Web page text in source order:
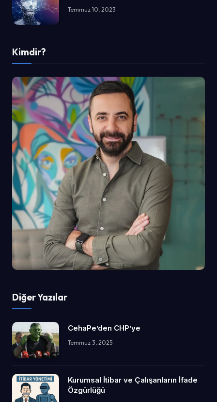
Temmuz 10, 2023
Kimdir?
Diğer Yazılar
CehaPe’den CHP’ye
Temmuz 3, 2025
Kurumsal İtibar ve Çalışanların İfade
Özgürlüğü